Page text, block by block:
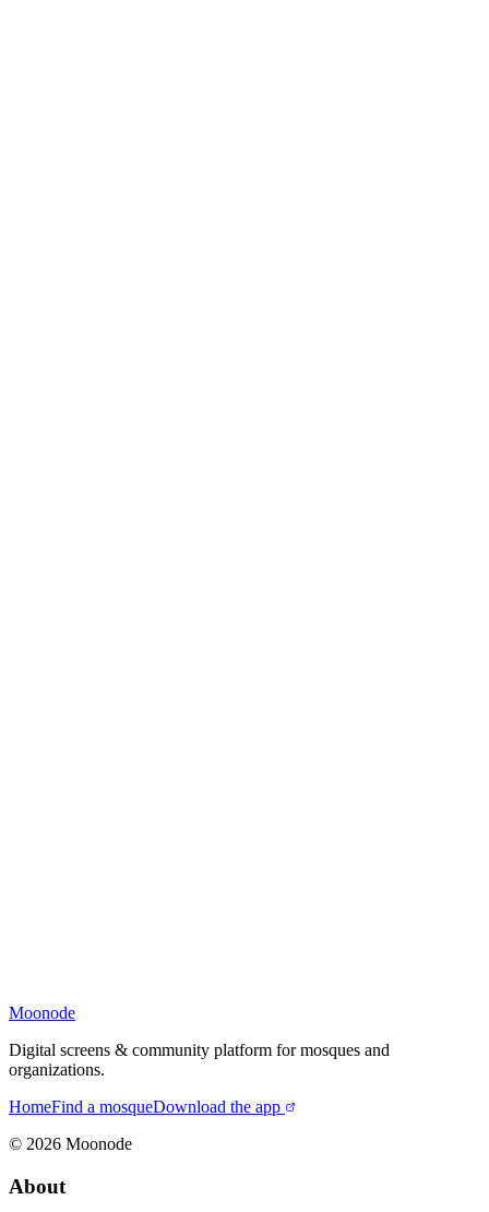
Moonode
Digital screens & community platform for mosques and
organizations.
HomeFind a mosqueDownload the app
© 2026 Moonode
About